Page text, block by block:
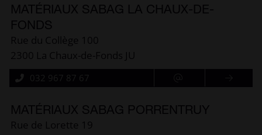
MATÉRIAUX SABAG LA CHAUX-DE-
FONDS
Rue du Collège 100
2300 La Chaux-de-Fonds JU
032 967 87 67
MATÉRIAUX SABAG PORRENTRUY
Rue de Lorette 19